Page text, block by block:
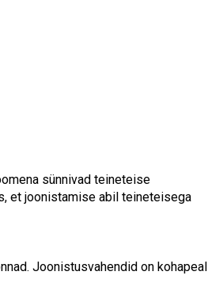
sünnivad teineteise
et joonistamise abil teineteisega
Joonistusvahendid on kohapeal